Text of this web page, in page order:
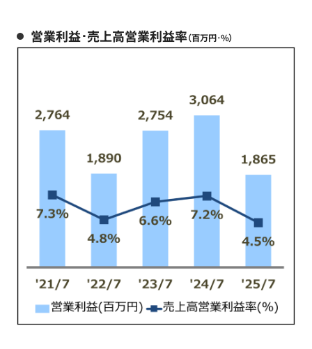
営業利益･売上高営業利益率（百万円･%）